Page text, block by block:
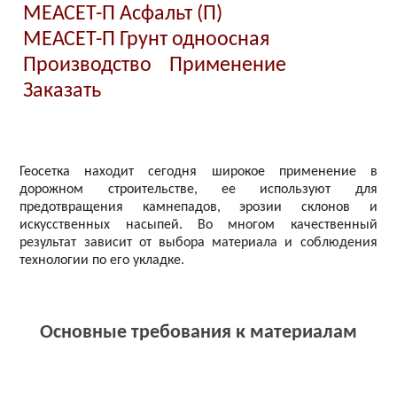
МЕАСЕТ-П Асфальт (П)
МЕАСЕТ-П Грунт одноосная
Производство
Применение
Заказать
Геосетка находит сегодня широкое применение в
дорожном строительстве, ее используют для
предотвращения камнепадов, эрозии склонов и
искусственных насыпей. Во многом качественный
результат зависит от выбора материала и соблюдения
технологии по его укладке.
Основные требования к материалам